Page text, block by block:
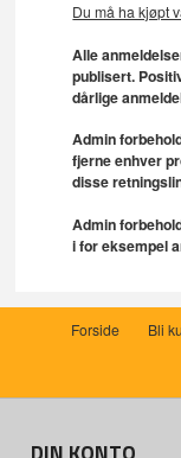
Du må ha kjøpt
Alle
publisert.
dårlige
Admin
fjerne enhver
disse
Admin
i for eksempel
Forside Bli